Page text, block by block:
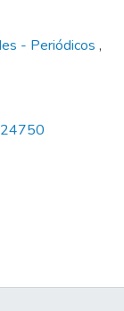
- Periódicos ,